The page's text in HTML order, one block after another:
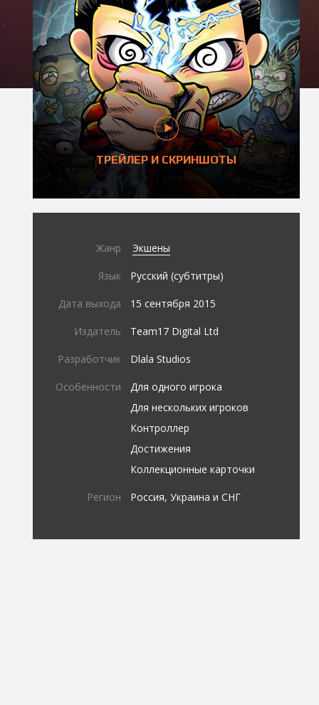
ТРЕЙЛЕР И СКРИНШОТЫ
Жанр Экшены
Язык Русский (субтитры)
Дата выхода 15 сентября 2015
Издатель Team17 Digital Ltd
Разработчик Dlala Studios
Особенности
Для одного игрока
Для нескольких игроков
Контроллер
Достижения
Коллекционные карточки
Регион Россия, Украина и СНГ